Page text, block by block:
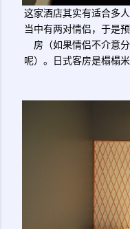
这家酒店其实有适合多
当中有两对情侣，于是
房（如果情侣不介意
呢）。日式客房是榻榻